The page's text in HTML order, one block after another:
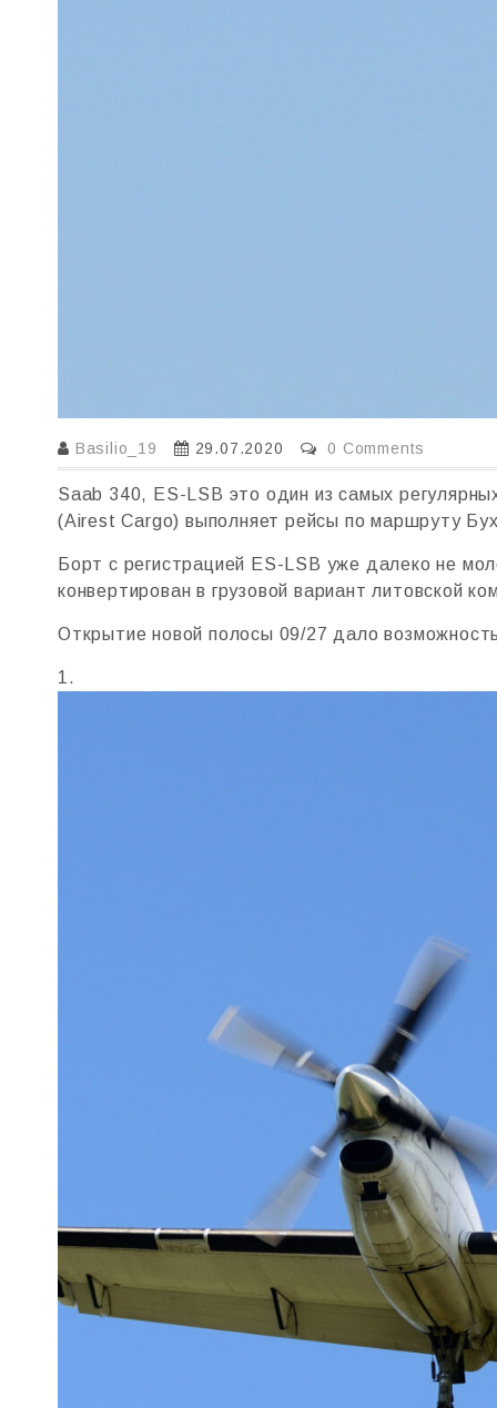
Basilio_19 29.07.2020 0 Comments
Saab 340, ES-LSB это один из самых
(Airest Cargo) выполняет рейсы по маршруту
Борт с регистрацией ES-LSB уже далеко не
конвертирован в грузовой вариант литовской
Открытие новой полосы 09/27 дало
1.